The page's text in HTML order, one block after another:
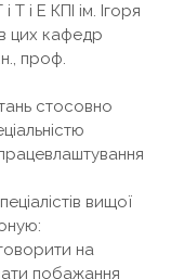
і Е КПІ ім. Ігоря
цих кафедр
проф.
стосовно
вищої
на
побажання